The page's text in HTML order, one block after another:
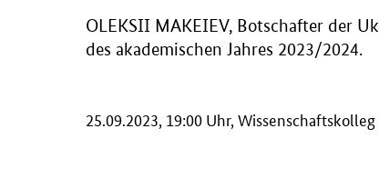
OLEKSII MAKEIEV, Botschafter der
des akademischen Jahres 2023/2024.
25.09.2023, 19:00 Uhr,